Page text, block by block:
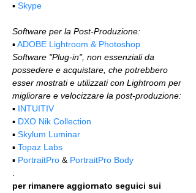
▪️ Skype
Software per la Post-Produzione:
▪️ ADOBE Lightroom & Photoshop
Software "Plug-in", non essenziali da
possedere e acquistare, che potrebbero
esser mostrati e utilizzati con Lightroom per
migliorare e velocizzare la post-produzione:
▪️ INTUITIV
▪️ DXO Nik Collection
▪️ Skylum Luminar
▪️ Topaz Labs
▪️ PortraitPro & PortraitPro Body
per rimanere aggiornato seguici sui